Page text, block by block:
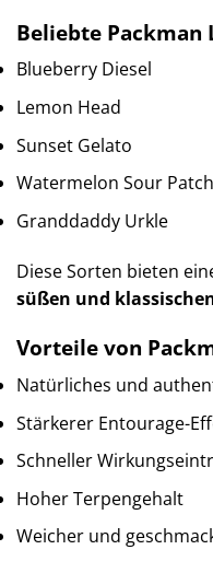
Beliebte Packman
Blueberry Diesel
Lemon Head
Sunset Gelato
Watermelon Sour Patch
Granddaddy Urkle
Diese Sorten bieten
süßen und
Vorteile von
Natürliches und
Stärkerer Entourage-
Schneller
Hoher Terpengehalt
Weicher und